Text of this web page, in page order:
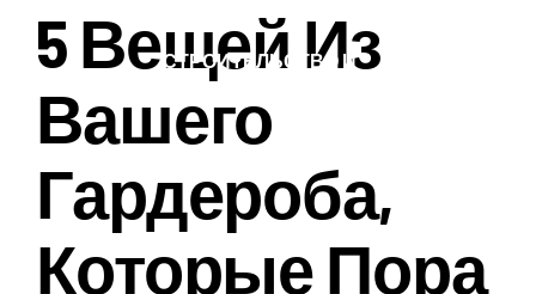
СТРОИТЕЛЬСТВО И
5 Вещей Из
Вашего
Гардероба,
Которые Пора